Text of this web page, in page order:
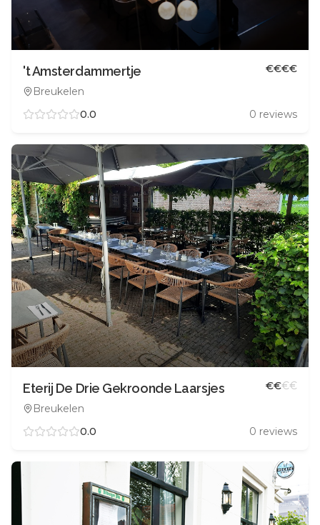
't Amsterdammertje
Breukelen
€€€€
0.0 0 reviews
Eterij De Drie Gekroonde Laarsjes
Breukelen
€€€€
0.0 0 reviews